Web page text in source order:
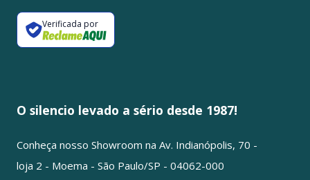
Verificada por
O silencio levado a sério desde 1987!
Conheça nosso Showroom na Av. Indianópolis, 70 -
loja 2 - Moema - São Paulo/SP - 04062-000